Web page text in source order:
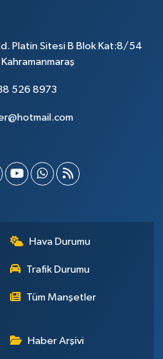
Platin Sitesi B Blok Kat:8/54
526 8973
Hava Durumu
Trafik Durumu
Tüm Manşetler
Haber Arşivi